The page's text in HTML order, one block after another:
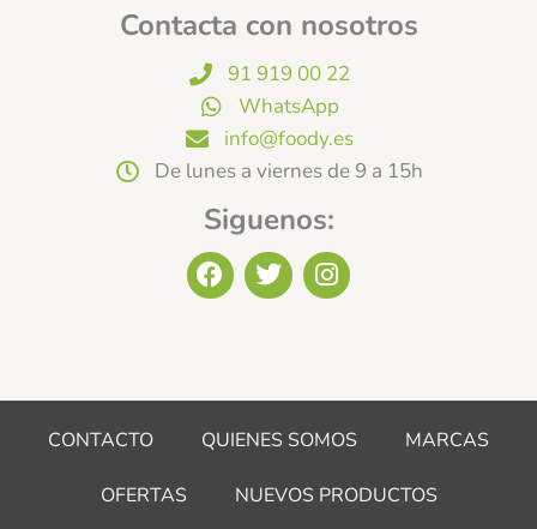
Contacta con nosotros
91 919 00 22
WhatsApp
info@foody.es
De lunes a viernes de 9 a 15h
Siguenos:
F
a
o
k
T
w
e
I
n
g
a
CONTACTO QUIENES SOMOS MARCAS
OFERTAS NUEVOS PRODUCTOS